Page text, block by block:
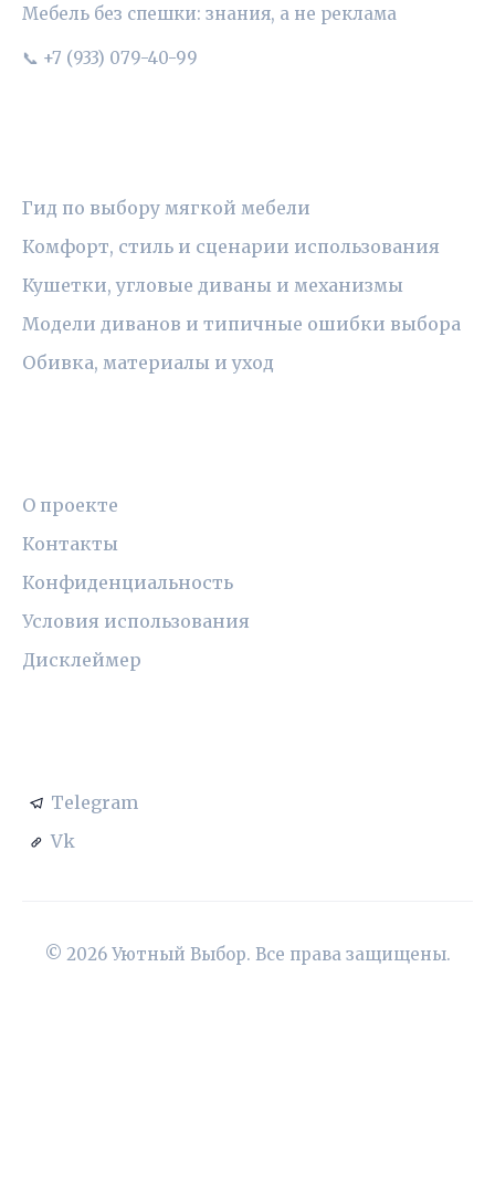
Мебель без спешки: знания, а не реклама
📞 +7 (933) 079-40-99
Гид по выбору мягкой мебели
Комфорт, стиль и сценарии использования
Кушетки, угловые диваны и механизмы
Модели диванов и типичные ошибки выбора
Обивка, материалы и уход
О проекте
Контакты
Конфиденциальность
Условия использования
Дисклеймер
Telegram
Vk
© 2026 Уютный Выбор. Все права защищены.